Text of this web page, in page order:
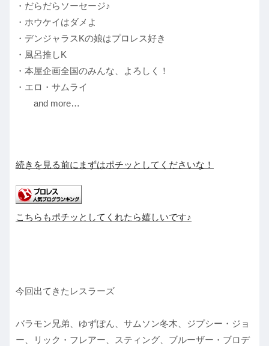
・だらだらソーセージ♪
・ホウケイはダメよ
・デンジャラスKの娘はプロレス好き
・風呂推しK
・本屋企画全国のみんな、よろしく！
・エロ・サムライ
and more…
続きを見る前にまずはポチッとしてくださいな！
こちらもポチッとしてくれたら嬉しいです♪
今回出てきたレスラーズ
バラモン兄弟、ゆずぽん、サムソン冬木、ジプシー・ジョ
ー、リック・フレアー、スティング、ブルーザー・ブロデ